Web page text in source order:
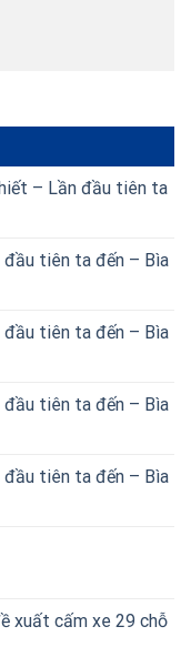
– Lần đầu tiên ta
đầu tiên ta đến – Bìa
đầu tiên ta đến – Bìa
đầu tiên ta đến – Bìa
đầu tiên ta đến – Bìa
xuất cấm xe 29 chỗ